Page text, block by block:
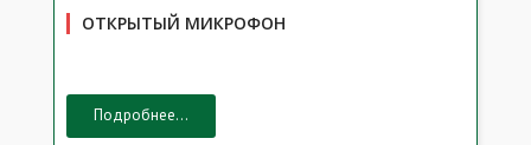
ОТКРЫТЫЙ МИКРОФОН
Подробнее...